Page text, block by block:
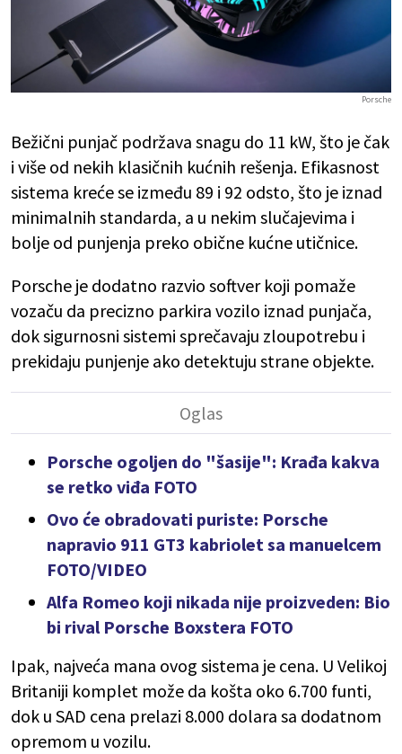
Porsche
Bežični punjač podržava snagu do 11 kW, što je čak
i više od nekih klasičnih kućnih rešenja. Efikasnost
sistema kreće se između 89 i 92 odsto, što je iznad
minimalnih standarda, a u nekim slučajevima i
bolje od punjenja preko obične kućne utičnice.
Porsche je dodatno razvio softver koji pomaže
vozaču da precizno parkira vozilo iznad punjača,
dok sigurnosni sistemi sprečavaju zloupotrebu i
prekidaju punjenje ako detektuju strane objekte.
Porsche ogoljen do "šasije": Krađa kakva
se retko viđa FOTO
Ovo će obradovati puriste: Porsche
napravio 911 GT3 kabriolet sa manuelcem
FOTO/VIDEO
Alfa Romeo koji nikada nije proizveden: Bio
bi rival Porsche Boxstera FOTO
Ipak, najveća mana ovog sistema je cena. U Velikoj
Britaniji komplet može da košta oko 6.700 funti,
dok u SAD cena prelazi 8.000 dolara sa dodatnom
opremom u vozilu.